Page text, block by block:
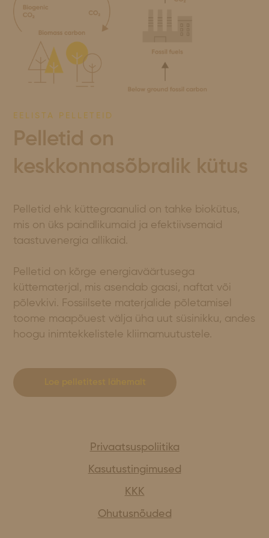
EELISTA PELLETEID
Pelletid on
keskkonnasõbralik kütus
Pelletid ehk küttegraanulid on tahke biokütus,
mis on üks paindlikumaid ja efektiivsemaid
taastuvenergia allikaid.
Pelletid on kõrge energiaväärtusega
küttematerjal, mis asendab gaasi, naftat või
põlevkivi. Fossiilsete materjalide põletamisel
toome maapõuest välja üha uut süsinikku, andes
hoogu inimtekkelistele kliimamuutustele.
Privaatsuspoliitika
Kasutustingimused
KKK
Ohutusnõuded